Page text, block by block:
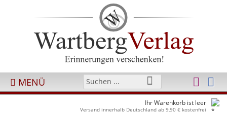
MENÜ
Ihr Warenkorb ist leer
Versand innerhalb Deutschland ab 9,90 € kostenfrei